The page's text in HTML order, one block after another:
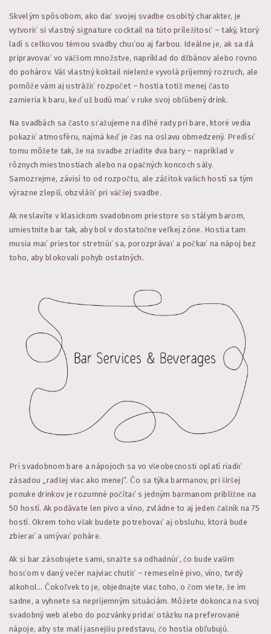
Skvelým spôsobom, ako dať svojej svadbe osobitý charakter, je
vytvoriť si vlastný signature cocktail na túto príležitosť – taký, ktorý
ladí s celkovou témou svadby chuťou aj farbou. Ideálne je, ak sa dá
pripravovať vo väčšom množstve, napríklad do džbánov alebo rovno
do pohárov. Váš vlastný koktail nielenže vyvolá príjemný rozruch, ale
pomôže vám aj ustrážiť rozpočet – hostia totiž menej často
zamieria k baru, keď už budú mať v ruke svoj obľúbený drink.
Na svadbách sa často sťažujeme na dlhé rady pri bare, ktoré vedia
pokaziť atmosféru, najmä keď je čas na oslavu obmedzený. Predísť
tomu môžete tak, že na svadbe zriadite dva bary – napríklad v
rôznych miestnostiach alebo na opačných koncoch sály.
Samozrejme, závisí to od rozpočtu, ale zážitok vašich hostí sa tým
výrazne zlepší, obzvlášť pri väčšej svadbe.
Ak neslavíte v klasickom svadobnom priestore so stálym barom,
umiestnite bar tak, aby bol v dostatočne veľkej zóne. Hostia tam
musia mať priestor stretnúť sa, porozprávať a počkať na nápoj bez
toho, aby blokovali pohyb ostatných.
Pri svadobnom bare a nápojoch sa vo všeobecnosti oplatí riadiť
zásadou „radšej viac ako menej“. Čo sa týka barmanov, pri širšej
ponuke drinkov je rozumné počítať s jedným barmanom približne na
50 hostí. Ak podávate len pivo a víno, zvládne to aj jeden čašník na 75
hostí. Okrem toho však budete potrebovať aj obsluhu, ktorá bude
zbierať a umývať poháre.
Ak si bar zásobujete sami, snažte sa odhadnúť, čo bude vašim
hosťom v daný večer najviac chutiť – remeselné pivo, víno, tvrdý
alkohol… Čokoľvek to je, objednajte viac toho, o čom viete, že im
sadne, a vyhnete sa nepríjemným situáciám. Môžete dokonca na svoj
svadobný web alebo do pozvánky pridať otázku na preferované
nápoje, aby ste mali jasnejšiu predstavu, čo hostia obľubujú.